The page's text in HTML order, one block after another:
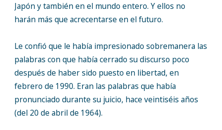
Japón y también en el mundo entero. Y ellos no
harán más que acrecentarse en el futuro.
Le confió que le había impresionado sobremanera las
palabras con que había cerrado su discurso poco
después de haber sido puesto en libertad, en
febrero de 1990. Eran las palabras que había
pronunciado durante su juicio, hace veintiséis años
(del 20 de abril de 1964).